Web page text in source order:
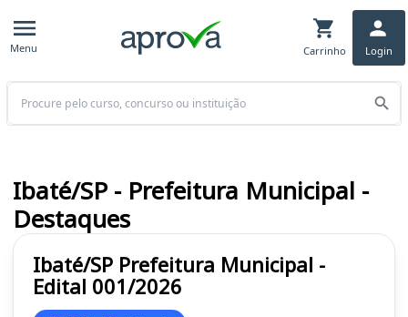
Menu Carrinho Login
Buscar
Ibaté/SP Prefeitura Municipal -
Edital 001/2026
Ibaté/SP - Prefeitura Municipal -
Destaques